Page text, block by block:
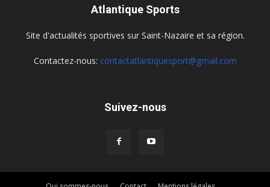
Atlantique Sports
Site d'actualités sportives sur Saint-Nazaire et sa région.
Contactez-nous: contactatlantiquesport@gmail.com
Suivez-nous